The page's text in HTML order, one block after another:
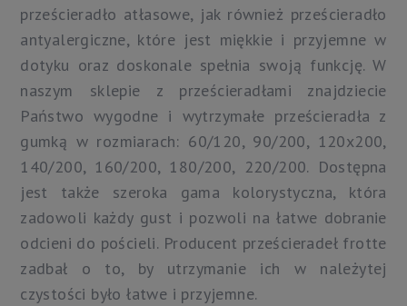
prześcieradło atłasowe, jak również prześcieradło
antyalergiczne, które jest miękkie i przyjemne w
dotyku oraz doskonale spełnia swoją funkcję. W
naszym sklepie z prześcieradłami znajdziecie
Państwo wygodne i wytrzymałe prześcieradła z
gumką w rozmiarach: 60/120, 90/200, 120x200,
140/200, 160/200, 180/200, 220/200. Dostępna
jest także szeroka gama kolorystyczna, która
zadowoli każdy gust i pozwoli na łatwe dobranie
odcieni do pościeli. Producent prześcieradeł frotte
zadbał o to, by utrzymanie ich w należytej
czystości było łatwe i przyjemne.